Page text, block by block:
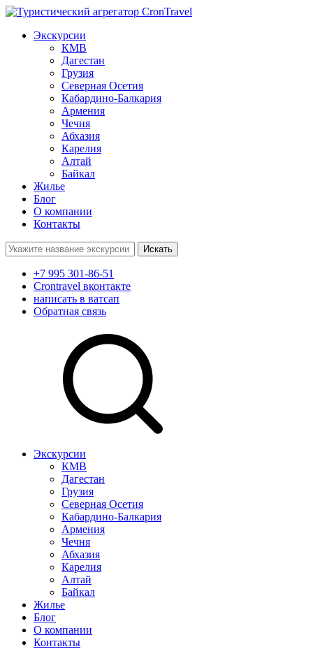
Экскурсии
КМВ
Дагестан
Грузия
Северная Осетия
Кабардино-Балкария
Армения
Чечня
Абхазия
Карелия
Алтай
Байкал
Жилье
Блог
О компании
Контакты
Поиск:
+7 995 301-86-51
Crontravel вконтакте
написать в ватсап
Обратная связь
Экскурсии
КМВ
Дагестан
Грузия
Северная Осетия
Кабардино-Балкария
Армения
Чечня
Абхазия
Карелия
Алтай
Байкал
Жилье
Блог
О компании
Контакты